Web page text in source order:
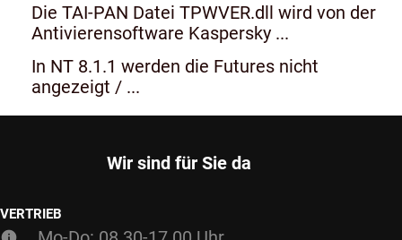
Die TAI-PAN Datei TPWVER.dll wird von der
Antivierensoftware Kaspersky ...
In NT 8.1.1 werden die Futures nicht
angezeigt / ...
Wir sind für Sie da
VERTRIEB